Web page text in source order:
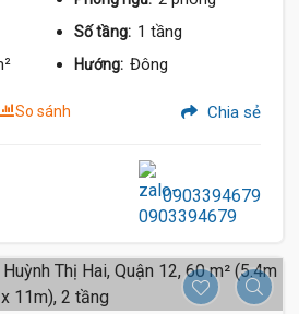
Số tầng: 1 tầng
Hướng: Đông
So sánh Chia sẻ
0903394679